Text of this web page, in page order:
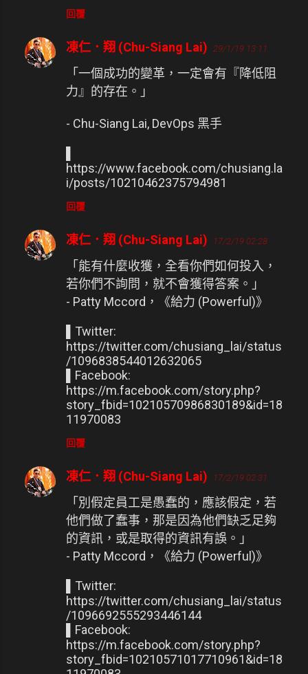
回覆
凍仁．翔 (Chu-Siang Lai) 29/1/19 13:11
「一個成功的變革，一定會有『降低阻
力』的存在。」
- Chu-Siang Lai, DevOps 黑手
https://www.facebook.com/chusiang.la
i/posts/10210462375794981
回覆
凍仁．翔 (Chu-Siang Lai) 17/2/19 02:28
「能有什麼收獲，全看你們如何投入，
若你們不詢問，就不會獲得答案。」
- Patty Mccord，《給力 (Powerful)》
▌Twitter:
https://twitter.com/chusiang_lai/status
/1096838544012632065
▌Facebook:
https://m.facebook.com/story.php?
story_fbid=10210570986830189&id=18
11970083
回覆
凍仁．翔 (Chu-Siang Lai) 17/2/19 02:31
「別假定員工是愚蠢的，應該假定，若
他們做了蠢事，那是因為他們缺乏足夠
的資訊，或是取得的資訊有誤。」
- Patty Mccord，《給力 (Powerful)》
▌Twitter:
https://twitter.com/chusiang_lai/status
/1096692555293446144
▌Facebook:
https://m.facebook.com/story.php?
story_fbid=10210571017710961&id=18